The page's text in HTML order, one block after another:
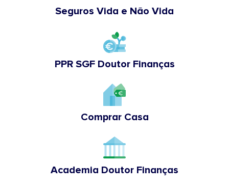
Seguros Vida e Não Vida
PPR SGF Doutor Finanças
Comprar Casa
Academia Doutor Finanças